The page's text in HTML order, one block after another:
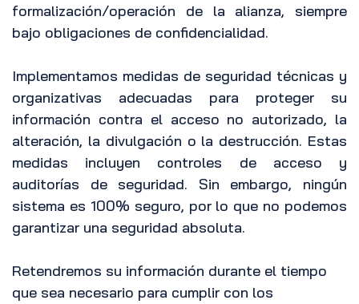
formalización/operación de la alianza, siempre
bajo obligaciones de confidencialidad.
Implementamos medidas de seguridad técnicas y
organizativas adecuadas para proteger su
información contra el acceso no autorizado, la
alteración, la divulgación o la destrucción. Estas
medidas incluyen controles de acceso y
auditorías de seguridad. Sin embargo, ningún
sistema es 100% seguro, por lo que no podemos
garantizar una seguridad absoluta.
Retendremos su información durante el tiempo
que sea necesario para cumplir con los